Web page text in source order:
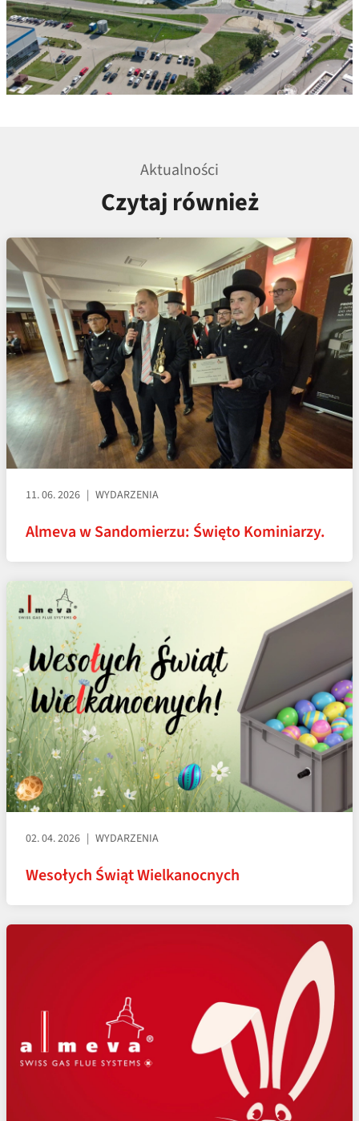
Aktualności
Czytaj również
11. 06. 2026 WYDARZENIA
Almeva w Sandomierzu: Święto Kominiarzy.
02. 04. 2026 WYDARZENIA
Wesołych Świąt Wielkanocnych